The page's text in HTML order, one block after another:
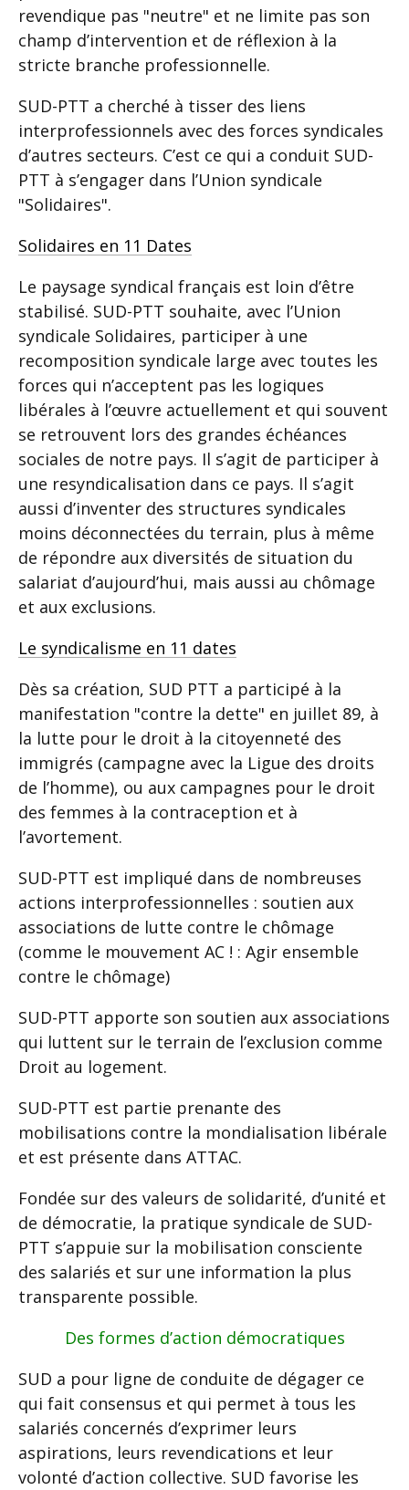
revendique pas "neutre" et ne limite pas son
champ d’intervention et de réflexion à la
stricte branche professionnelle.
SUD-PTT a cherché à tisser des liens
interprofessionnels avec des forces syndicales
d’autres secteurs. C’est ce qui a conduit SUD-
PTT à s’engager dans l’Union syndicale
"Solidaires".
Solidaires en 11 Dates
Le paysage syndical français est loin d’être
stabilisé. SUD-PTT souhaite, avec l’Union
syndicale Solidaires, participer à une
recomposition syndicale large avec toutes les
forces qui n’acceptent pas les logiques
libérales à l’œuvre actuellement et qui souvent
se retrouvent lors des grandes échéances
sociales de notre pays. Il s’agit de participer à
une resyndicalisation dans ce pays. Il s’agit
aussi d’inventer des structures syndicales
moins déconnectées du terrain, plus à même
de répondre aux diversités de situation du
salariat d’aujourd’hui, mais aussi au chômage
et aux exclusions.
Le syndicalisme en 11 dates
Dès sa création, SUD PTT a participé à la
manifestation "contre la dette" en juillet 89, à
la lutte pour le droit à la citoyenneté des
immigrés (campagne avec la Ligue des droits
de l’homme), ou aux campagnes pour le droit
des femmes à la contraception et à
l’avortement.
SUD-PTT est impliqué dans de nombreuses
actions interprofessionnelles : soutien aux
associations de lutte contre le chômage
(comme le mouvement AC ! : Agir ensemble
contre le chômage)
SUD-PTT apporte son soutien aux associations
qui luttent sur le terrain de l’exclusion comme
Droit au logement.
SUD-PTT est partie prenante des
mobilisations contre la mondialisation libérale
et est présente dans ATTAC.
Fondée sur des valeurs de solidarité, d’unité et
de démocratie, la pratique syndicale de SUD-
PTT s’appuie sur la mobilisation consciente
des salariés et sur une information la plus
transparente possible.
Des formes d’action démocratiques
SUD a pour ligne de conduite de dégager ce
qui fait consensus et qui permet à tous les
salariés concernés d’exprimer leurs
aspirations, leurs revendications et leur
volonté d’action collective. SUD favorise les